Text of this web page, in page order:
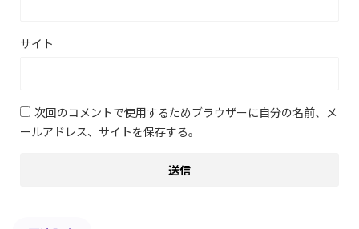
サイト
次回のコメントで使用するためブラウザーに自分の名前、メ
ールアドレス、サイトを保存する。